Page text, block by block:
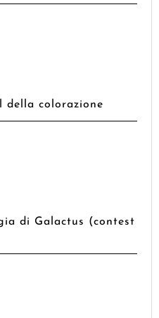
della colorazione
di Galactus (contest